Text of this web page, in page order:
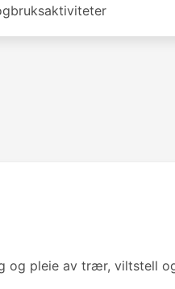
og pleie av trær, viltstell